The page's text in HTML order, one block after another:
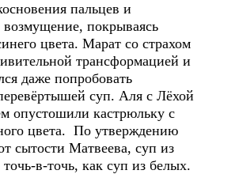
пальцев и
покрываясь
цвета. Марат со страхом
трансформацией и
даже попробовать
суп. Аля с Лёхой
опустошили кастрюльку с
цвета. По утверждению
сытости Матвеева, суп из
в-точь, как суп из белых.